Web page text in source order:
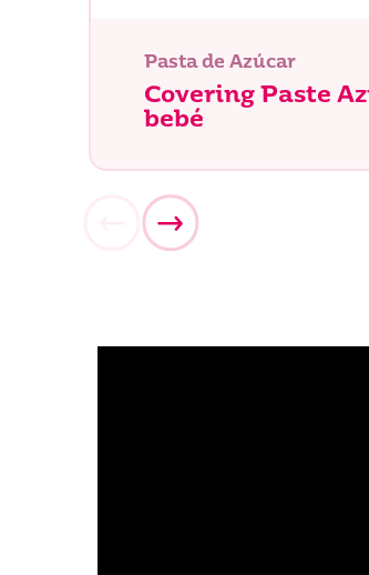
Pasta de Azúcar
Covering Paste
bebé